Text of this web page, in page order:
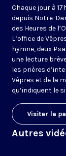
Chaque jour à
depuis Notre-
des Heures de
L’office de
hymne, deux
une lecture
les prières
Vêpres et de la
qu’indiquent le
Visiter la
Autres